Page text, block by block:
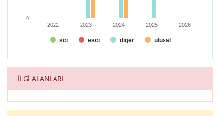
sci esci diger ulusal
2022 2023 2024 2025 2026
0
End of interactive chart.
İLGİ ALANLARI